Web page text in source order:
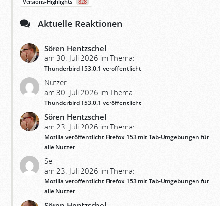
Versions-Highlights
828
Aktuelle Reaktionen
Sören Hentzschel
am 30. Juli 2026 im Thema:
Thunderbird 153.0.1 veröffentlicht
Nutzer
am 30. Juli 2026 im Thema:
Thunderbird 153.0.1 veröffentlicht
Sören Hentzschel
am 23. Juli 2026 im Thema:
Mozilla veröffentlicht Firefox 153 mit Tab-Umgebungen für
alle Nutzer
Se
am 23. Juli 2026 im Thema:
Mozilla veröffentlicht Firefox 153 mit Tab-Umgebungen für
alle Nutzer